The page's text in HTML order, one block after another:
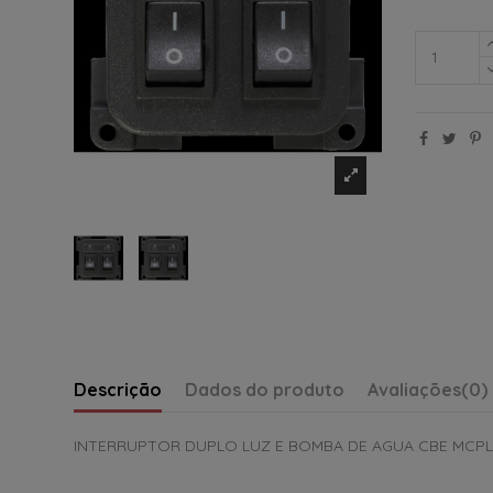
Descrição Dados do produto Avaliações(0)
INTERRUPTOR DUPLO LUZ E BOMBA DE AGUA CBE